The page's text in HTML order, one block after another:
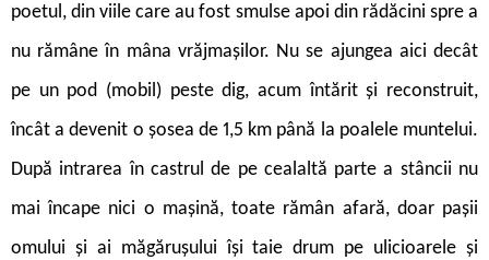
poetul, din viile care au fost smulse apoi din rădăcini spre a
nu rămâne în mâna vrăjmașilor. Nu se ajungea aici decât
pe un pod (mobil) peste dig, acum întărit și reconstruit,
încât a devenit o șosea de 1,5 km până la poalele muntelui.
După intrarea în castrul de pe cealaltă parte a stâncii nu
mai încape nici o mașină, toate rămân afară, doar pașii
omului și ai măgărușului își taie drum pe ulicioarele și